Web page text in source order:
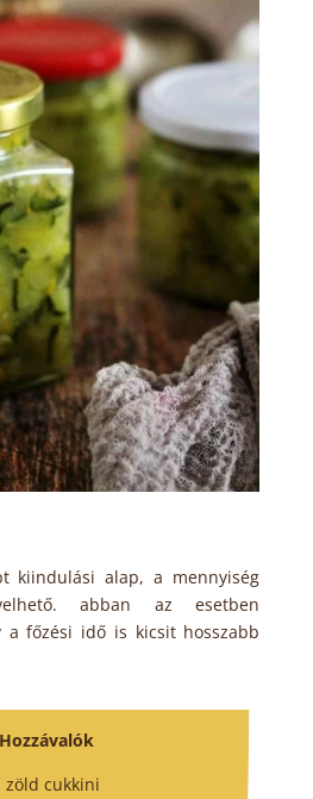
kiindulási alap, a mennyiség
abban az esetben
a főzési idő is kicsit hosszabb
Hozzávalók
zöld cukkini